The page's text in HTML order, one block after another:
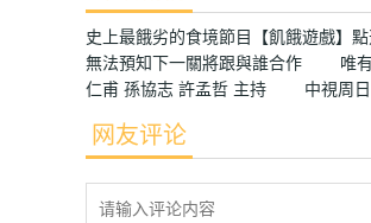
史上最餓劣的食境節目【飢餓遊
無法預知下一關將跟與誰合作 唯
仁甫 孫協志 許孟哲 主持 中視周日
网友评论